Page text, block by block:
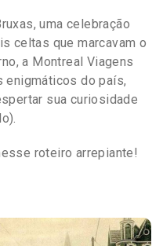
uma celebração
celtas que marcavam o
a Montreal Viagens
enigmáticos do país,
sua curiosidade
roteiro arrepiante!